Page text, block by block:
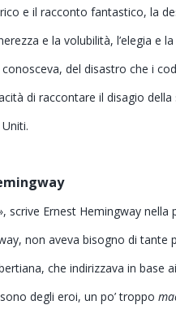
e il racconto fantastico, la
e la volubilità, l’elegia e
del disastro che i
di raccontare il disagio della
scrive Ernest Hemingway nella
non aveva bisogno di tante
che indirizzava in
degli eroi, un po’ troppo